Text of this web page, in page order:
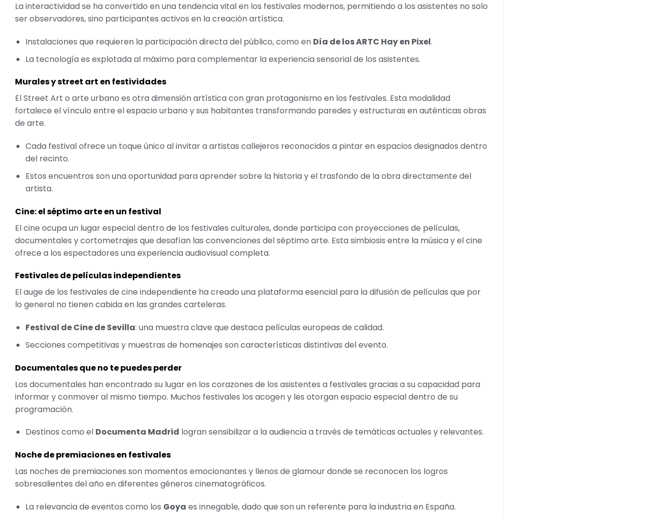
La interactividad se ha convertido en una tendencia vital en los festivales modernos, permitiendo a los asistentes no solo
ser observadores, sino participantes activos en la creación artística.
Instalaciones que requieren la participación directa del público, como en Día de los ARTC Hay en Pixel.
La tecnología es explotada al máximo para complementar la experiencia sensorial de los asistentes.
Murales y street art en festividades
El Street Art o arte urbano es otra dimensión artística con gran protagonismo en los festivales. Esta modalidad
fortalece el vínculo entre el espacio urbano y sus habitantes transformando paredes y estructuras en auténticas obras
de arte.
Cada festival ofrece un toque único al invitar a artistas callejeros reconocidos a pintar en espacios designados dentro
del recinto.
Estos encuentros son una oportunidad para aprender sobre la historia y el trasfondo de la obra directamente del
artista.
Cine: el séptimo arte en un festival
El cine ocupa un lugar especial dentro de los festivales culturales, donde participa con proyecciones de películas,
documentales y cortometrajes que desafían las convenciones del séptimo arte. Esta simbiosis entre la música y el cine
ofrece a los espectadores una experiencia audiovisual completa.
Festivales de películas independientes
El auge de los festivales de cine independiente ha creado una plataforma esencial para la difusión de películas que por
lo general no tienen cabida en las grandes carteleras.
Festival de Cine de Sevilla: una muestra clave que destaca películas europeas de calidad.
Secciones competitivas y muestras de homenajes son características distintivas del evento.
Documentales que no te puedes perder
Los documentales han encontrado su lugar en los corazones de los asistentes a festivales gracias a su capacidad para
informar y conmover al mismo tiempo. Muchos festivales los acogen y les otorgan espacio especial dentro de su
programación.
Destinos como el Documenta Madrid logran sensibilizar a la audiencia a través de temáticas actuales y relevantes.
Noche de premiaciones en festivales
Las noches de premiaciones son momentos emocionantes y llenos de glamour donde se reconocen los logros
sobresalientes del año en diferentes géneros cinematográficos.
La relevancia de eventos como los Goya es innegable, dado que son un referente para la industria en España.